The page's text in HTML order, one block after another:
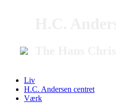
Liv
H.C. Andersen centret
Værk